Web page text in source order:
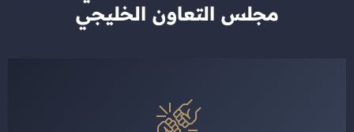
مجلس التعاون الخليجي